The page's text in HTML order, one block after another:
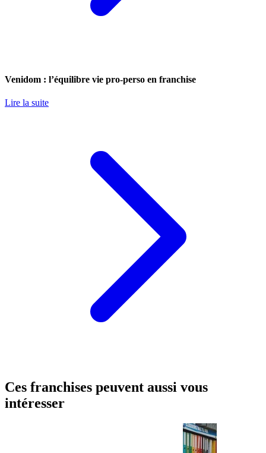
Venidom : l’équilibre vie pro-perso en franchise
Lire la suite
Ces franchises peuvent aussi vous
intéresser